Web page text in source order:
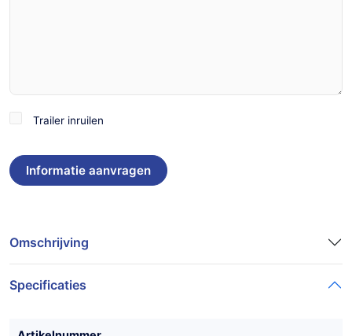
TrailerTrailer inruilen
Omschrijving
Specificaties